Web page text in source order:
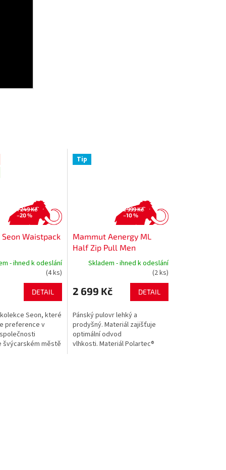
1 249 Kč
–20 %
Waistpack
- ihned k odeslání
(4 ks)
DETAIL
Seon, které
preference v
švýcarském městě
Tip
2 999 Kč
–10 %
Mammut Aenergy ML
Half Zip Pull Men
Skladem - ihned k odeslání
(2 ks)
2 699 Kč DETAIL
Pánský pulovr lehký a
prodyšný. Materiál zajišťuje
optimální odvod
vlhkosti. Materiál Polartec®